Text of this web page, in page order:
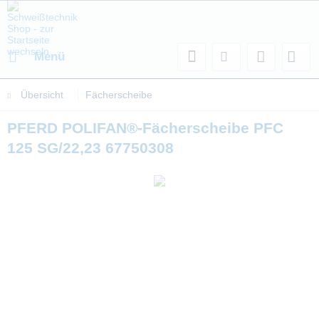
Menü
Übersicht Fächerscheibe
PFERD POLIFAN®-Fächerscheibe PFC
125 SG/22,23 67750308